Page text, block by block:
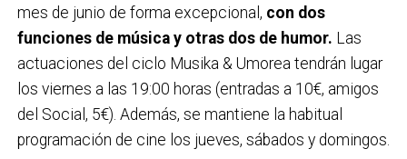
mes de junio de forma excepcional, con dos
funciones de música y otras dos de humor. Las
actuaciones del ciclo Musika & Umorea tendrán lugar
los viernes a las 19:00 horas (entradas a 10€, amigos
del Social, 5€). Además, se mantiene la habitual
programación de cine los jueves, sábados y domingos.